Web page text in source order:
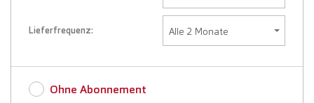
Lieferfrequenz:
Ohne Abonnement